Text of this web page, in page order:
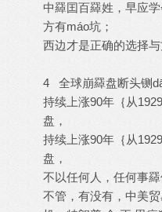
中羄囯百羄姓，早应
方有máo坑；
西边才是正确的选择与
4 全球崩羄盘断头铡
持续上涨90年｛从
盘，
持续上涨90年｛从
盘，
不以任何人，任何事羄
不管，有没有，中美